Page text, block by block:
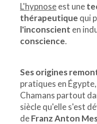
L'hypnoseest une
thérapeutique qui
l'inconscient en
conscience.
Ses origines
pratiques en
Chamans partout
siècle qu'elle s'est
deFranz Anton